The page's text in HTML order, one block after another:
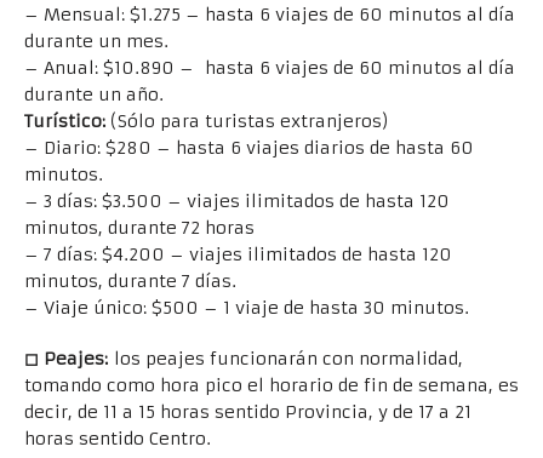
– Mensual: $1.275 – hasta 6 viajes de 60 minutos al día
durante un mes.
– Anual: $10.890 – hasta 6 viajes de 60 minutos al día
durante un año.
Turístico: (Sólo para turistas extranjeros)
– Diario: $280 – hasta 6 viajes diarios de hasta 60
minutos.
– 3 días: $3.500 – viajes ilimitados de hasta 120
minutos, durante 72 horas
– 7 días: $4.200 – viajes ilimitados de hasta 120
minutos, durante 7 días.
– Viaje único: $500 – 1 viaje de hasta 30 minutos.
◻ Peajes: los peajes funcionarán con normalidad,
tomando como hora pico el horario de fin de semana, es
decir, de 11 a 15 horas sentido Provincia, y de 17 a 21
horas sentido Centro.